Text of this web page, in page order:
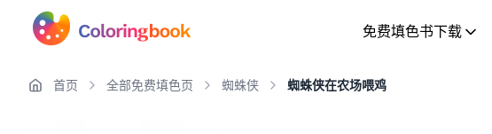
免费填色书下载
首页 全部免费填色页 蜘蛛侠 蜘蛛侠在农场喂鸡